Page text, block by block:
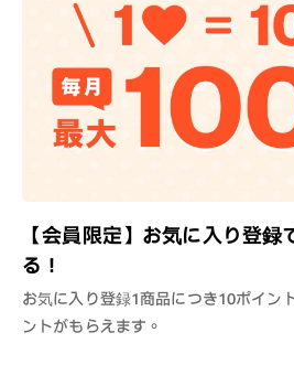
【会員限定】お気に入り登録
る！
お気に入り登録1商品につき10ポイン
ントがもらえます。